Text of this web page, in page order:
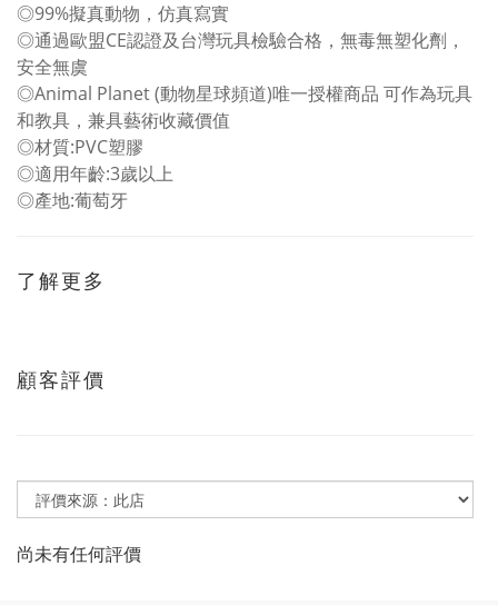
◎99%擬真動物，仿真寫實
◎通過歐盟CE認證及台灣玩具檢驗合格，無毒無塑化劑，
安全無虞
◎Animal Planet (動物星球頻道)唯一授權商品 可作為玩具
和教具，兼具藝術收藏價值
◎材質:PVC塑膠
◎適用年齡:3歲以上
◎產地:葡萄牙
了解更多
顧客評價
尚未有任何評價